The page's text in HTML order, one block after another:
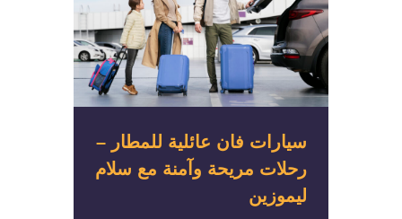
سيارات فان عائلية للمطار –
رحلات مريحة وآمنة مع سلام
ليموزين